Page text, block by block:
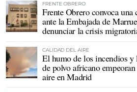
FRENTE OBRERO
Frente Obrero convoca una
ante la Embajada de
denunciar la crisis
CALIDAD DEL AIRE
El humo de los incendios y
de polvo africano
aire en Madrid